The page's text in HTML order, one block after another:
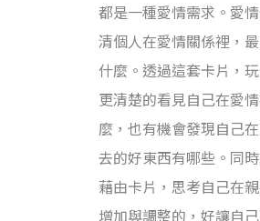
都是一種愛情需求。愛
清個人在愛情關係裡，
什麼。透過這套卡片，
更清楚的看見自己在愛
麼，也有機會發現自己
去的好東西有哪些。同
藉由卡片，思考自己在
增加與調整的，好讓自